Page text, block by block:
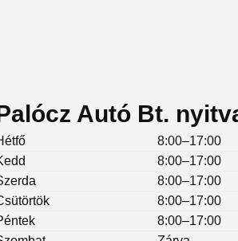
Autó Bt.
8:00–17:00
8:00–17:00
8:00–17:00
8:00–17:00
8:00–17:00